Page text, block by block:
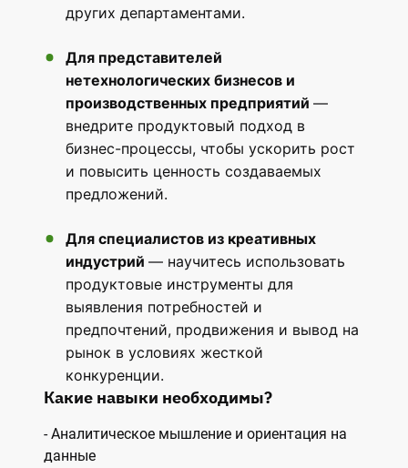
других департаментами.
Для представителей
нетехнологических бизнесов и
производственных предприятий —
внедрите продуктовый подход в
бизнес-процессы, чтобы ускорить рост
и повысить ценность создаваемых
предложений.
Для специалистов из креативных
индустрий — научитесь использовать
продуктовые инструменты для
выявления потребностей и
предпочтений, продвижения и вывод на
рынок в условиях жесткой
конкуренции.
Какие навыки необходимы?
- Аналитическое мышление и ориентация на
данные